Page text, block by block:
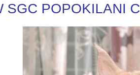
SGC POPOKILANI